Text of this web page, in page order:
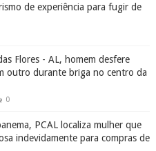
de experiência para fugir de
Flores - AL, homem desfere
outro durante briga no centro da
0
PCAL localiza mulher que
indevidamente para compras de